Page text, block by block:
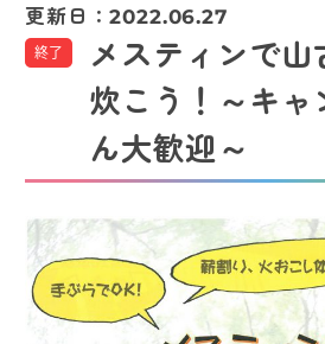
更新日：2022.06.27
終了
メスティンで
炊こう！～キャ
ん大歓迎～